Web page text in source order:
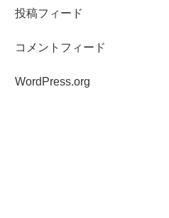
投稿フィード
コメントフィード
WordPress.org